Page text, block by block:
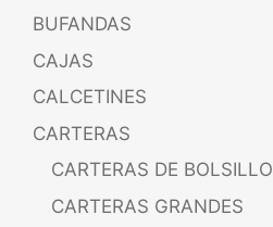
BUFANDAS
CAJAS
CALCETINES
CARTERAS
CARTERAS DE BOLSILLO
CARTERAS GRANDES